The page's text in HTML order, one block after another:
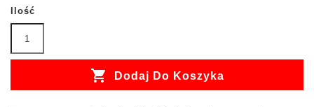
Ilość
 Dodaj Do Koszyka